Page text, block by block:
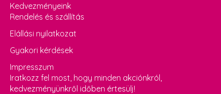
Kedvezményeink
Rendelés és szállítás
Elállási nyilatkozat
Gyakori kérdések
Impresszum
Iratkozz fel most, hogy minden akciónkról,
kedvezményünkről időben értesülj!